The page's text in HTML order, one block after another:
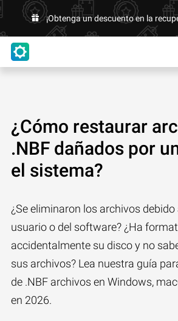
¡Obtenga un descuento en la
¿Cómo restaurar
.NBF dañados por
el sistema?
¿Se eliminaron los archivos debido
usuario o del software? ¿Ha
accidentalmente su disco y no
sus archivos? Lea nuestra guía
de .NBF archivos en Windows,
en 2026.